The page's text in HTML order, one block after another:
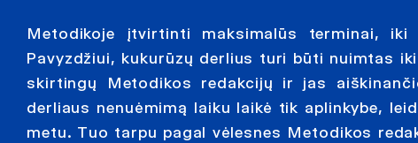
Metodikoje įtvirtinti maksimalūs terminai,
Pavyzdžiui, kukurūzų derlius turi būti nuimtas
skirtingų Metodikos redakcijų ir jas
derliaus nenuėmimą laiku laikė tik aplinkybe,
metu. Tuo tarpu pagal vėlesnes Metodikos